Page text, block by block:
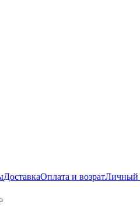
ДоставкаОплата и возратЛичный